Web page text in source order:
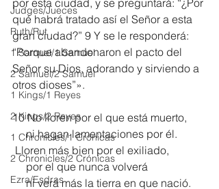
Judges/Jueces
Ruth/Rut
1 Samuel/1 Samuel
2 Samuel/2 Samuel
1 Kings/1 Reyes
2 Kings/2 Reyes
1 Chronicles/1 Crónicas
2 Chronicles/2 Crónicas
Ezra/Esdras
por esta ciudad, y se preguntará: “¿Por
qué habrá tratado así el Señor a esta
gran ciudad?” 9 Y se le responderá:
“Porque abandonaron el pacto del
Señor su Dios, adorando y sirviendo a
otros dioses”».
10 No lloren por el que está muerto,
     ni hagan lamentaciones por él.
Lloren más bien por el exiliado,
     por el que nunca volverá
     ni verá más la tierra en que nació.